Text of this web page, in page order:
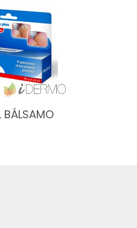
BÁLSAMO